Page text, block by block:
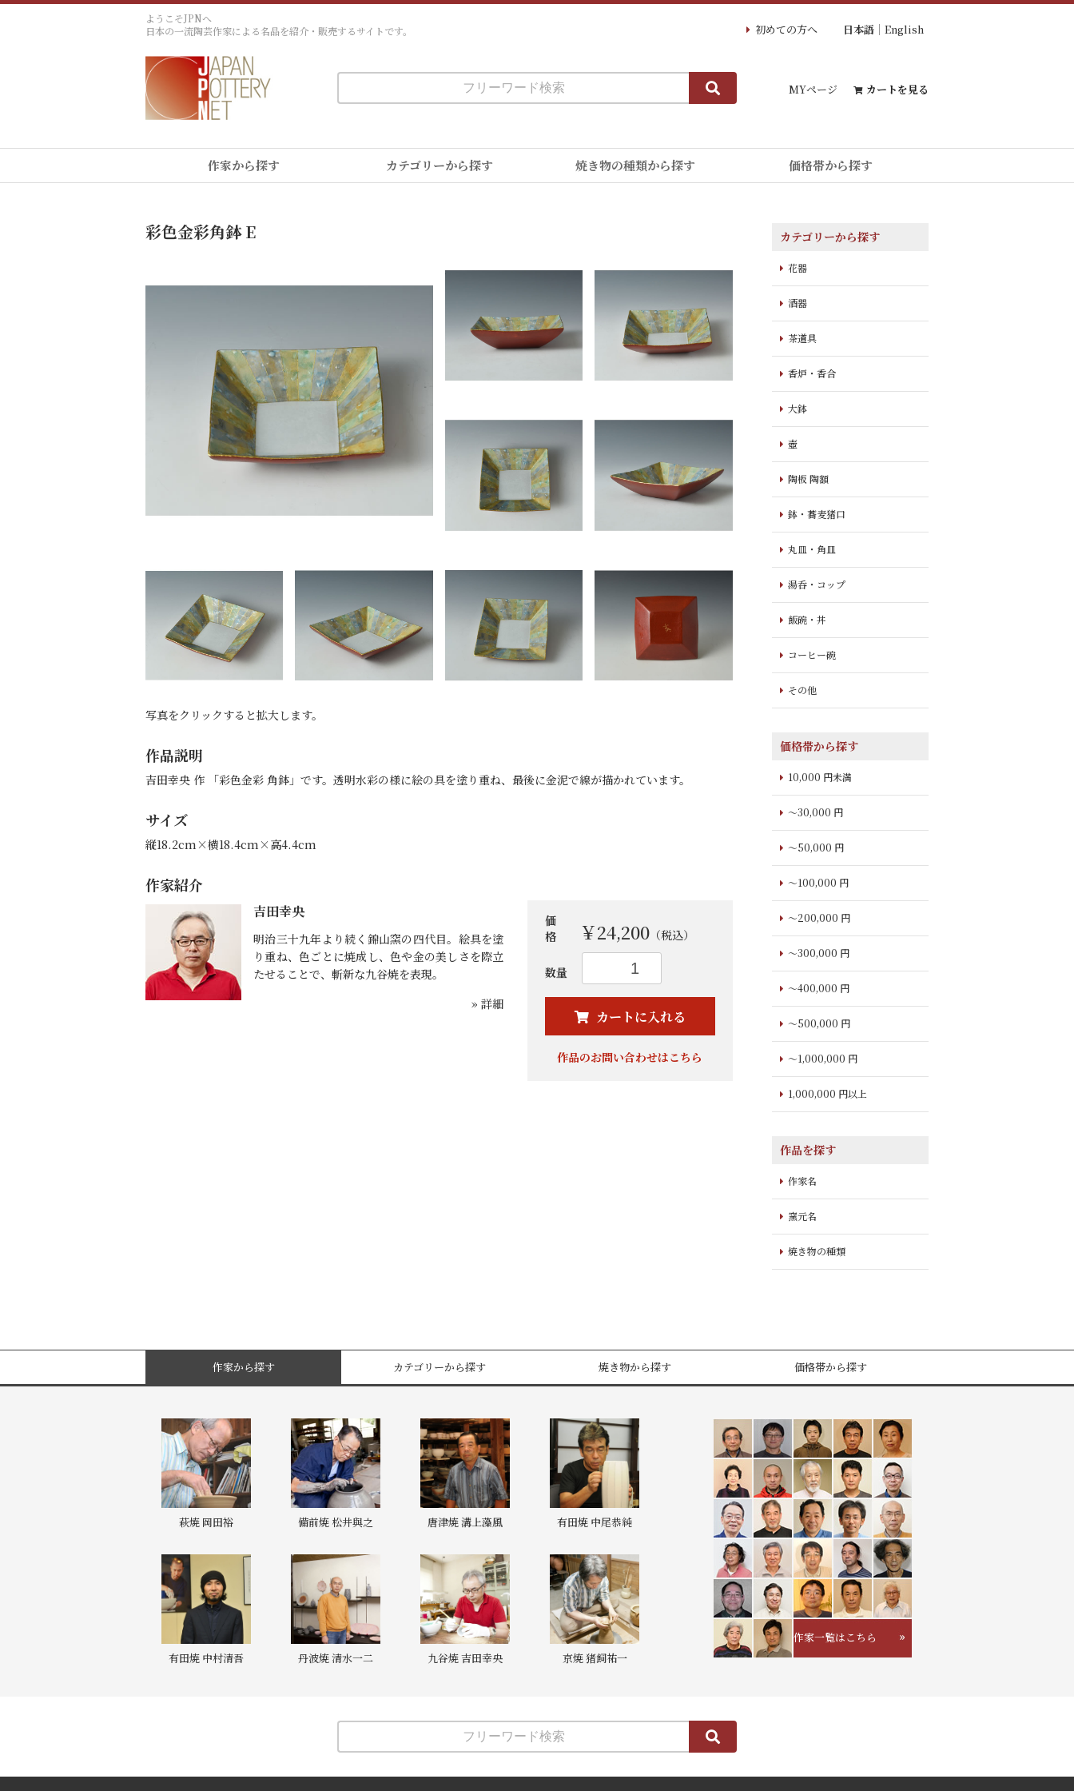
ようこそJPNへ
日本の一流陶芸作家による名品を紹介・販売するサイトです。
初めての方へ 日本語 English
MYページ カートを見る
作家から探す カテゴリーから探す 焼き物の種類から探す 価格帯から探す
彩色金彩角鉢 E
写真をクリックすると拡大します。
作品説明
吉田幸央 作 「彩色金彩 角鉢」です。透明水彩の様に絵の具を塗り重ね、最後に金泥で線が描かれています。
サイズ
縦18.2cm×横18.4cm×高4.4cm
作家紹介
吉田幸央
明治三十九年より続く錦山窯の四代目。絵具を塗
り重ね、色ごとに焼成し、色や金の美しさを際立
たせることで、斬新な九谷焼を表現。
» 詳細
価
格
￥24,200（税込）
数量
カートに入れる
カートへ進む
作品のお問い合わせはこちら
カテゴリーから探す
花器
酒器
茶道具
香炉・香合
大鉢
壺
陶板 陶額
鉢・蕎麦猪口
丸皿・角皿
湯呑・コップ
飯碗・丼
コーヒー碗
その他
価格帯から探す
10,000 円未満
～30,000 円
～50,000 円
～100,000 円
～200,000 円
～300,000 円
～400,000 円
～500,000 円
～1,000,000 円
1,000,000 円以上
作品を探す
作家名
窯元名
焼き物の種類
作家から探す カテゴリーから探す 焼き物から探す 価格帯から探す
萩焼 岡田裕 備前焼 松井與之 唐津焼 溝上藻風 有田焼 中尾恭純
有田焼 中村清吾 丹波焼 清水一二 九谷焼 吉田幸央 京焼 猪飼祐一
作家一覧はこちら